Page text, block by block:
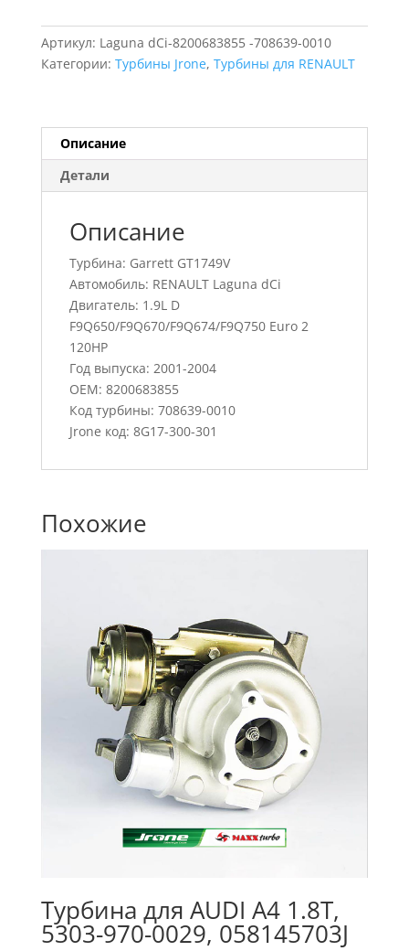
Laguna
8200683855
Артикул: Laguna dCi-8200683855 -708639-0010
Категории: Турбины Jrone, Турбины для RENAULT
Описание
Детали
Описание
Турбина: Garrett GT1749V
Автомобиль: RENAULT Laguna dCi
Двигатель: 1.9L D
F9Q650/F9Q670/F9Q674/F9Q750 Euro 2
120HP
Год выпуска: 2001-2004
OEM: 8200683855
Код турбины: 708639-0010
Jrone код: 8G17-300-301
Похожие
Турбина для AUDI A4 1.8T,
5303-970-0029, 058145703J